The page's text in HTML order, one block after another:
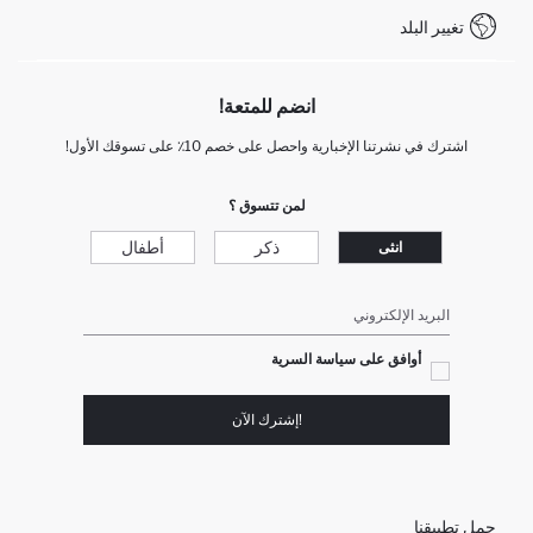
+212 525 076 633 خدمة العملاءتغيير البلد
انضم للمتعة!
اشترك في نشرتنا الإخبارية واحصل على خصم 10٪ على تسوقك الأول!
لمن تتسوق ؟
انثى ذكر أطفال
البريد الإلكتروني
أوافق على سياسة السرية
!إشترك الآن
حمل تطبيقنا